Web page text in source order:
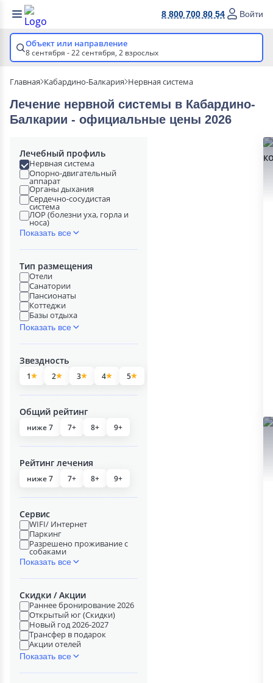
8 800 700 80 54 Войти
Объект или направление
8 сентября - 22 сентября, 2 взрослых
Главная Кабардино-Балкария Нервная система
Лечение нервной системы в Кабардино-
Балкарии - официальные цены 2026
Лечебный профиль
Нервная система
Опорно-двигательный
аппарат
Органы дыхания
Сердечно-сосудистая
система
ЛОР (болезни уха, горла и
носа)
Показать все
Тип размещения
Отели
Санатории
Пансионаты
Коттеджи
Базы отдыха
Показать все
Звездность
1 2 3 4 5
Общий рейтинг
ниже 7 7+ 8+ 9+
Рейтинг лечения
ниже 7 7+ 8+ 9+
Сервис
WIFI/ Интернет
Паркинг
Разрешено проживание с
собаками
Показать все
Скидки / Акции
Раннее бронирование 2026
Открытый юг (Скидки)
Новый год 2026-2027
Трансфер в подарок
Акции отелей
Показать все